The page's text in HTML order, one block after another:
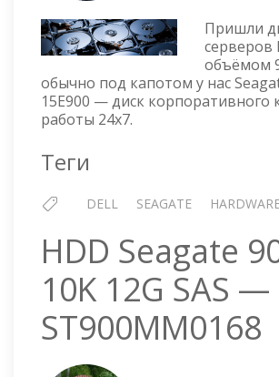
Пришли
серверов
объёмом
обычно под капотом у нас
15E900 — диск корпоративного
работы 24x7.
Теги
DELL SEAGATE
HDD Seagate
10K 12G SAS —
ST900MM0168